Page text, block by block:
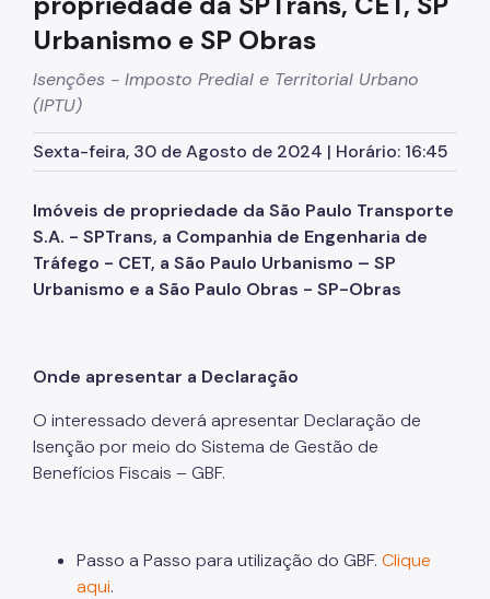
Contribuição de Melhoria
Dipam (Declaração para o IPM)
Dívida Ativa
DUC (Demonstrativo Unificado)
Imunidades e Isenções
IPTU (Imposto Predial e Territorial)
ISS (Imposto sobre Serviços)
ISS (Construção Civil)
Nota Fiscal Paulistana
Urbanismo e SP Obras
Isenções - Imposto Predial e Territorial Urbano
(IPTU)
Sexta-feira, 30 de Agosto de 2024 | Horário: 16:45
Imóveis de propriedade da São Paulo Transporte
S.A. - SPTrans, a Companhia de Engenharia de
Tráfego - CET, a São Paulo Urbanismo – SP
Urbanismo e a São Paulo Obras - SP-Obras
Onde apresentar a Declaração
O interessado deverá apresentar Declaração de
Isenção por meio do Sistema de Gestão de
Benefícios Fiscais – GBF.
Passo a Passo para utilização do GBF. Clique
aqui.